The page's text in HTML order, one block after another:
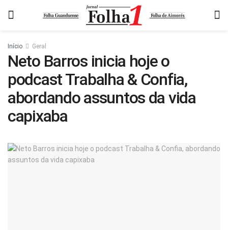
Início Geral
Neto Barros inicia hoje o
podcast Trabalha & Confia,
abordando assuntos da vida
capixaba